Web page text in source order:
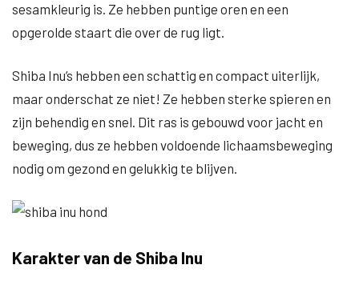
sesamkleurig is. Ze hebben puntige oren en een
opgerolde staart die over de rug ligt.
Shiba Inu’s hebben een schattig en compact uiterlijk,
maar onderschat ze niet! Ze hebben sterke spieren en
zijn behendig en snel. Dit ras is gebouwd voor jacht en
beweging, dus ze hebben voldoende lichaamsbeweging
nodig om gezond en gelukkig te blijven.
Karakter van de Shiba Inu